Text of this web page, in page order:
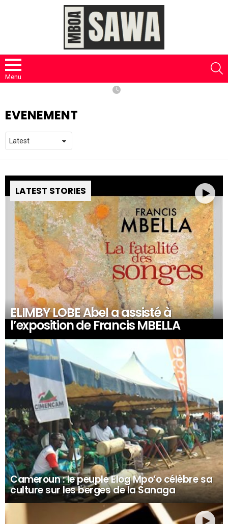
Menu
EVENEMENT
LATEST STORIES
ELIMBY LOBE Abel a assisté à
l’exposition de Francis MBELLA
Cameroun : le peuple Elog Mpo’o célèbre sa
culture sur les berges de la Sanaga